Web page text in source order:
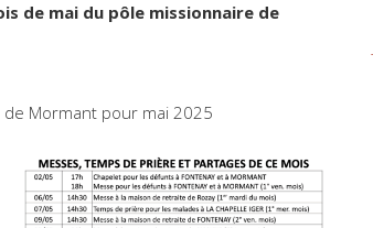
de mai du pôle missionnaire de
Mormant pour mai 2025